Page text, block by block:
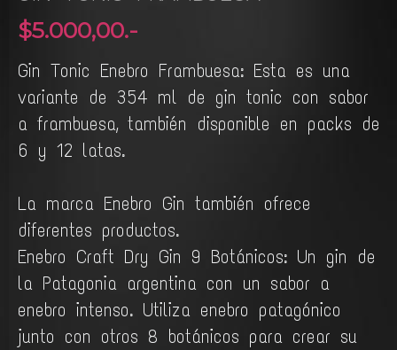
$5.000,00.-
Gin Tonic Enebro Frambuesa: Esta es una
variante de 354 ml de gin tonic con sabor
a frambuesa, también disponible en packs de
6 y 12 latas.
La marca Enebro Gin también ofrece
diferentes productos.
Enebro Craft Dry Gin 9 Botánicos: Un gin de
la Patagonia argentina con un sabor a
enebro intenso. Utiliza enebro patagónico
junto con otros 8 botánicos para crear su